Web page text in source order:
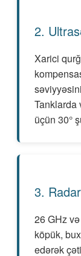
2.
Xarici
Tanklarda
üçün 30°
3.
26 GHz
köpük,
edərək